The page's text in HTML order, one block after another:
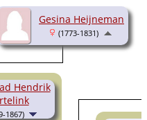
Gesina Heijneman
(1773-1831)
Hendrik
1867)